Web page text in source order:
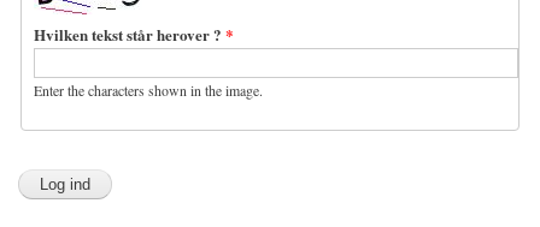
Hvilken tekst står herover ? *
Enter the characters shown in the image.